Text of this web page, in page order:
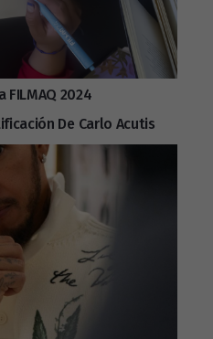
FILMAQ 2024
De Carlo Acutis